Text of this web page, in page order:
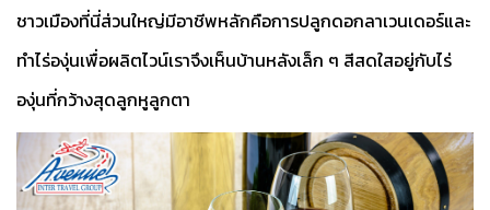
ชาวเมืองที่นี่ส่วนใหญ่มีอาชีพหลักคือการปลูกดอกลาเวนเดอร์และ
ทำไร่องุ่นเพื่อผลิตไวน์เราจึงเห็นบ้านหลังเล็ก ๆ สีสดใสอยู่กับไร่
องุ่นที่กว้างสุดลูกหูลูกตา